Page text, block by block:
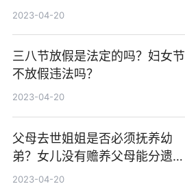
止？
2023-04-20
三八节放假是法定的吗？妇女节
不放假违法吗？
2023-04-20
父母去世姐姐是否必须抚养幼
弟？女儿没有赡养父母能分遗产
吗？
2023-04-20